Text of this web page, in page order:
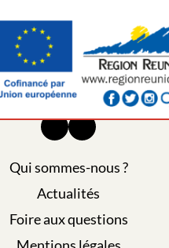
97490 Sainte-Clotilde
contact@panostdenis.re
0262 92 10 38
Qui sommes-nous ?
Actualités
Foire aux questions